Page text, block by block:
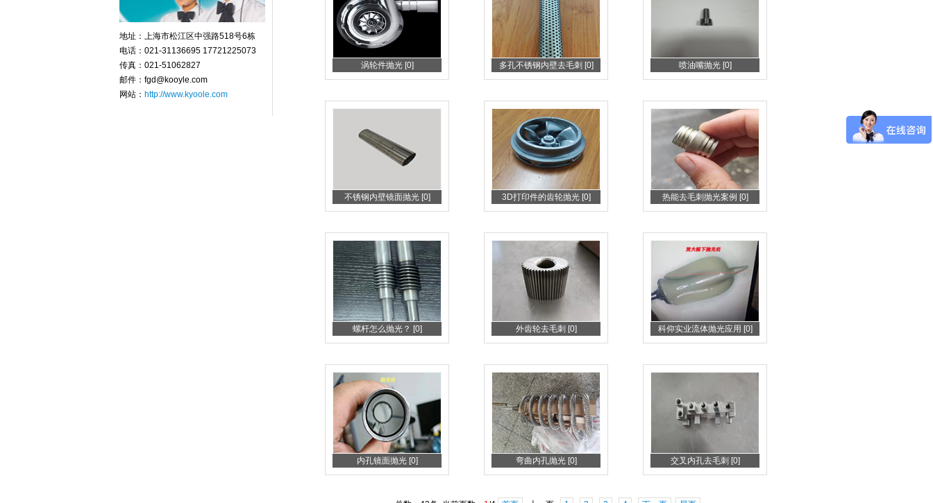
地址：上海市松江区中强路518号6栋
电话：021-31136695 17721225073
传真：021-51062827
邮件：fgd@kooyle.com
网站： http://www.kyoole.com
涡轮件抛光 [0] 多孔不锈钢内壁去毛刺 [0] 喷油嘴抛光 [0]
不锈钢内壁镜面抛光 [0] 3D打印件的齿轮抛光 [0] 热能去毛刺抛光案例 [0]
螺杆怎么抛光？ [0] 外齿轮去毛刺 [0] 科仰实业流体抛光应用 [0]
内孔镜面抛光 [0] 弯曲内孔抛光 [0] 交叉内孔去毛刺 [0]